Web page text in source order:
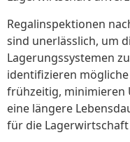
Regalinspektionen
sind unerlässlich, um
Lagerungssystemen
identifizieren
frühzeitig, minimieren
eine längere
für die